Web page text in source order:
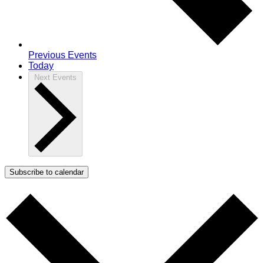
Previous Events
Today
Next Events
Subscribe to calendar